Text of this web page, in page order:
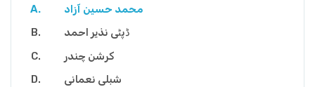
محمد حسین آزاد
ڈپٹی نذیر احمد
کرشن چندر
شبلی نعمانی